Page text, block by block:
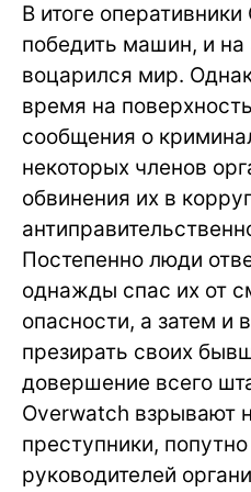
В итоге
победить машин, и
воцарился мир.
время на
сообщения о
некоторых членов
обвинения их в
Постепенно люди
однажды спас их от
опасности, а затем и
презирать своих
довершение всего
Overwatch взрывают
преступники,
руководителей